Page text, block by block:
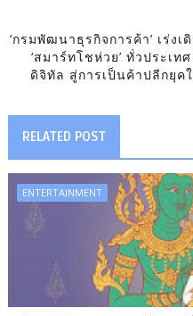
‘กรมพัฒนาธุรกิจการค้า’ เร่ง
‘สมาร์ทโชห่วย’ ทั่วประเ
ดิจิทัล สู่การเป็นค้าปลีกยุค
RELATED POST
ENTERTAINMENT